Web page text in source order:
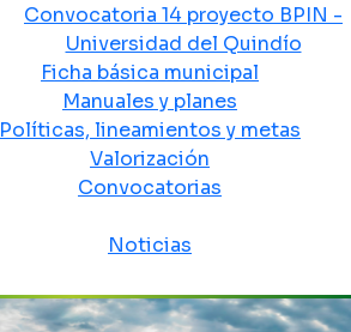
Convocatoria 14 proyecto BPIN -
Universidad del Quindío
Ficha básica municipal
Manuales y planes
Políticas, lineamientos y metas
Valorización
Convocatorias
Noticias